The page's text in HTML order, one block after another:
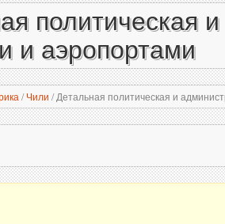
политическая
и аэропортами
/ Чили /Детальная политическая и